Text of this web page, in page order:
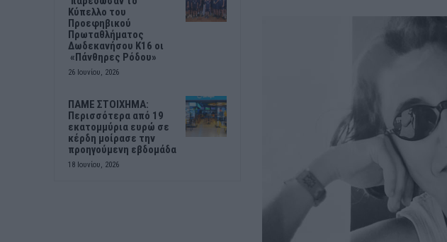
Κύπελλο του
Προεφηβικού
Πρωταθλήματος
Δωδεκανήσου Κ16 οι
«Πάνθηρες Ρόδου»
26 Ιουνίου, 2026
ΠΑΜΕ ΣΤΟΙΧΗΜΑ:
Περισσότερα από 19
εκατομμύρια ευρώ σε
κέρδη μοίρασε την
προηγούμενη εβδομάδα
18 Ιουνίου, 2026